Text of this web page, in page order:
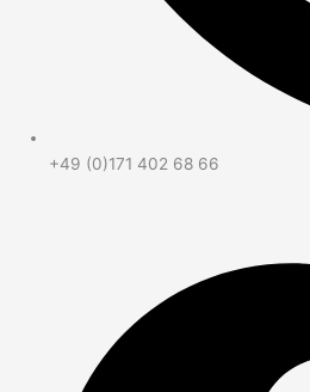
+49 (0)171 402 68 66